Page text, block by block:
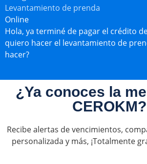
Levantamiento de prenda
Online
Hola, ya terminé de pagar el crédito
quiero hacer el levantamiento de
hacer?
¿Ya conoces la
CEROKM?
Recibe alertas de vencimientos,
personalizada y más, ¡Totalmente